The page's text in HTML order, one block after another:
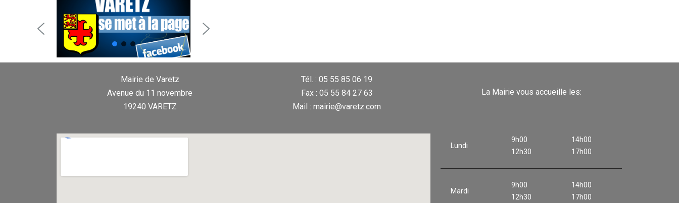
Mairie de Varetz
Avenue du 11 novembre
19240 VARETZ
Tél. : 05 55 85 06 19
Fax : 05 55 84 27 63
Mail : mairie@varetz.com
La Mairie vous accueille les:
Lundi
9h00
12h30
14h00
17h00
Mardi
9h00
12h30
14h00
17h00